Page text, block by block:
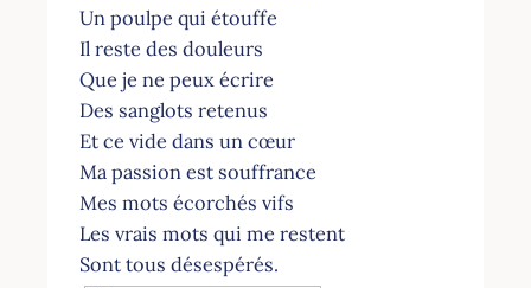
Un poulpe qui étouffe
Il reste des douleurs
Que je ne peux écrire
Des sanglots retenus
Et ce vide dans un cœur
Ma passion est souffrance
Mes mots écorchés vifs
Les vrais mots qui me restent
Sont tous désespérés.